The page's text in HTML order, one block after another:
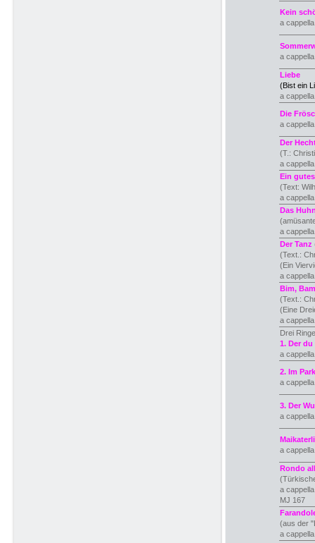
Kein
a
a
Liebe
(Bist ein
a
Die
a
Der
(T.:
a
Ein
(Text:
a
Das
a
Der Tanz
(Text.:
(Ein
a
Bim,
(Text.:
(Eine
a
Drei
1. Der
a
2. Im Park
a
3. Der
a
a
Rondo
a
MJ 167
(aus der
a